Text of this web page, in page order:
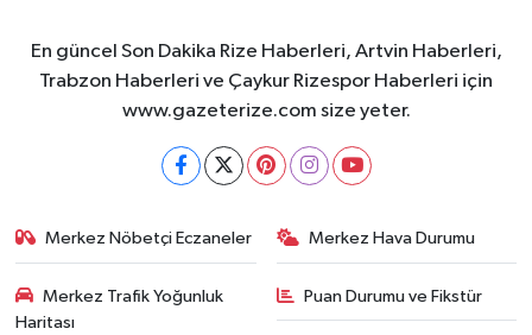
En güncel Son Dakika Rize Haberleri, Artvin Haberleri,
Trabzon Haberleri ve Çaykur Rizespor Haberleri için
www.gazeterize.com size yeter.
Merkez Nöbetçi Eczaneler Merkez Hava Durumu
Merkez Trafik Yoğunluk
Haritası
Puan Durumu ve Fikstür